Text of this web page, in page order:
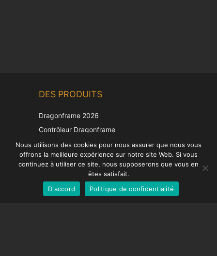
DES PRODUITS
Dragonframe 2026
Contrôleur Dragonframe
DDMX-512
DMC-32
Capuchon de correction EOS LV
Nous utilisons des cookies pour nous assurer que nous vous
offrons la meilleure expérience sur notre site Web. Si vous
continuez à utiliser ce site, nous supposerons que vous en
êtes satisfait.
D'accord
Politique de confidentialité
French
German
Spanish